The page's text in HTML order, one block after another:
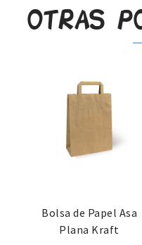
Otras
Bolsa de Papel Asa
Plana Kraft